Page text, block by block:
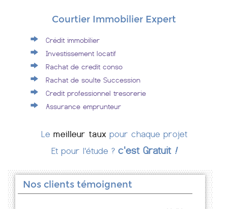
Courtier Immobilier Expert
Crédit immobilier
Investissement locatif
Rachat de credit conso
Rachat de soulte Succession
Credit professionnel tresorerie
Assurance emprunteur
Le meilleur taux pour chaque projet
Et pour l'étude ? c'est Gratuit !
Nos clients témoignent